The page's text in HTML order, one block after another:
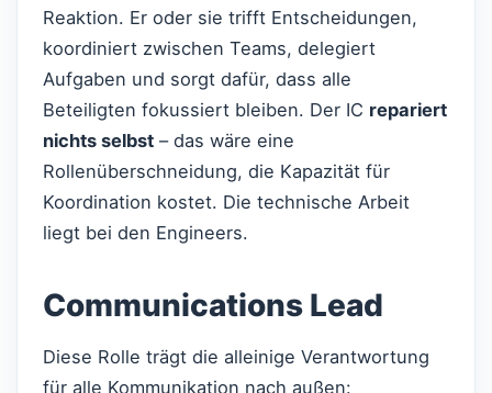
Reaktion. Er oder sie trifft Entscheidungen,
koordiniert zwischen Teams, delegiert
Aufgaben und sorgt dafür, dass alle
Beteiligten fokussiert bleiben. Der IC repariert
nichts selbst – das wäre eine
Rollenüberschneidung, die Kapazität für
Koordination kostet. Die technische Arbeit
liegt bei den Engineers.
Communications Lead
Diese Rolle trägt die alleinige Verantwortung
für alle Kommunikation nach außen: